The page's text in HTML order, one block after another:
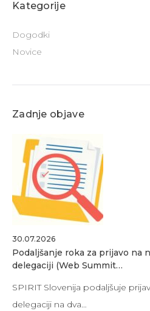
Kategorije
Dogodki
Novice
Zadnje objave
30.07.2026
Podaljšanje roka za prijavo na
delegaciji (Web Summit…
SPIRIT Slovenija podaljšuje
delegaciji na dva…